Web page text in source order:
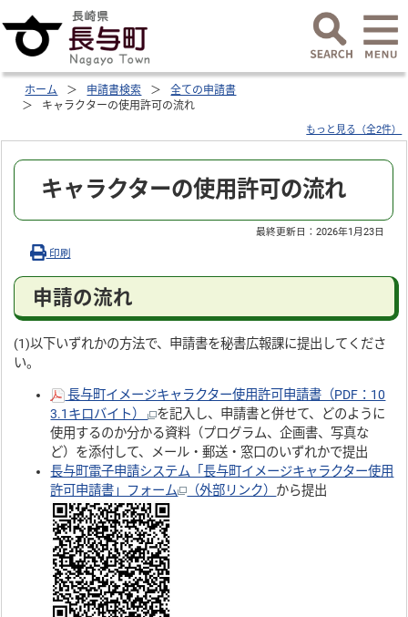
ホーム 申請書検索
全ての申請書
キャラクターの使用許可の流れ
もっと見る（全2件）
キャラクターの使用許可の流れ
最終更新日：2026年1月23日
印刷
申請の流れ
(1)以下いずれかの方法で、申請書を秘書広報課に提出してくださ
い。
長与町イメージキャラクター使用許可申請書（PDF：10
3.1キロバイト）
を記入し、申請書と併せて、どのように
使用するのか分かる資料（プログラム、企画書、写真な
ど）を添付して、メール・郵送・窓口のいずれかで提出
長与町電子申請システム「長与町イメージキャラクター使用
許可申請書」フォーム
（外部リンク） から提出